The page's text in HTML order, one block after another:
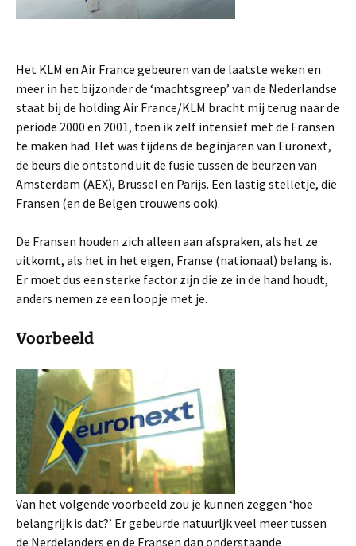
Het KLM en Air France gebeuren van de laatste weken en
meer in het bijzonder de ‘machtsgreep’ van de Nederlandse
staat bij de holding Air France/KLM bracht mij terug naar de
periode 2000 en 2001, toen ik zelf intensief met de Fransen
te maken had. Het was tijdens de beginjaren van Euronext,
de beurs die ontstond uit de fusie tussen de beurzen van
Amsterdam (AEX), Brussel en Parijs. Een lastig stelletje, die
Fransen (en de Belgen trouwens ook).
De Fransen houden zich alleen aan afspraken, als het ze
uitkomt, als het in het eigen, Franse (nationaal) belang is.
Er moet dus een sterke factor zijn die ze in de hand houdt,
anders nemen ze een loopje met je.
Voorbeeld
Van het volgende voorbeeld zou je kunnen zeggen ‘hoe
belangrijk is dat?’ Er gebeurde natuurljk veel meer tussen
de Nerdelanders en de Fransen dan onderstaande